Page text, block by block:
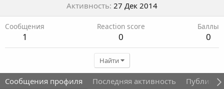
Активность 27 Дек 2014
Сообщения
1
Reaction score
0
Баллы
0
Найти
Сообщения профиля Последняя активность